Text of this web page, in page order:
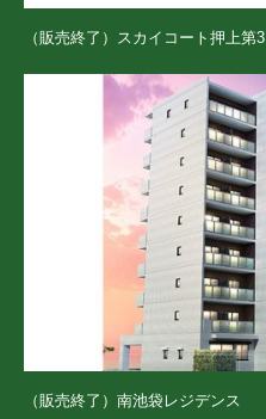
（販売終了）スカイコート押上第3
（販売終了）南池袋レジデンス